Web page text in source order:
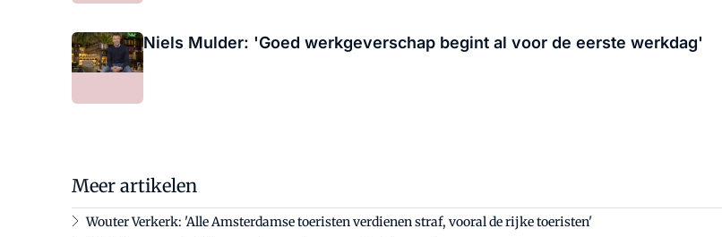
Niels Mulder: 'Goed werkgeverschap begint al voor de eerste werkdag'
Meer artikelen
Wouter Verkerk: 'Alle Amsterdamse toeristen verdienen straf, vooral de rijke toeristen'